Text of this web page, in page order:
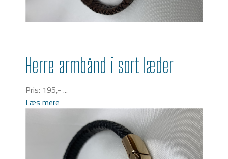
Herre armbånd i sort læder
Pris: 195,- ...
Læs mere